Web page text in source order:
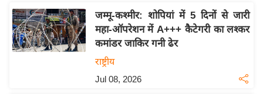
ट
I
P
L
जम्मू-कश्मीर: शोपियां में 5 दिनों से जारी
महा-ऑपरेशन में A+++ कैटेगरी का लश्कर
कमांडर जाकिर गनी ढेर
राष्ट्रीय
Jul 08, 2026